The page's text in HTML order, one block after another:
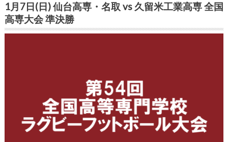
1月7日(日) 仙台高専・名取 vs 久留米工業高専 全国
高専大会 準決勝